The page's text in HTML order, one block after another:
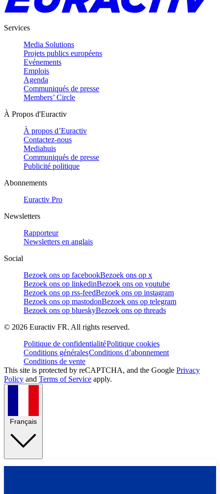
Services
Media Solutions
Projets publics européens
Evénements
Emplois
Agenda
Communiqués de presse
Members’ Circle
À Propos d'Euractiv
À propos d’Euractiv
Contactez-nous
Mediahuis
Communiqués de presse
Publicité politique
Abonnements
Euractiv Pro
Newsletters
Rapporteur
Newsletters en anglais
Social
Bezoek ons op facebookBezoek ons op x
Bezoek ons op linkedinBezoek ons op youtube
Bezoek ons op rss-feedBezoek ons op instagram
Bezoek ons op mastodonBezoek ons op telegram
Bezoek ons op blueskyBezoek ons op threads
© 2026 Euractiv FR. All rights reserved.
Politique de confidentialitéPolitique cookies
Conditions généralesConditions d’abonnement
Conditions de vente
This site is protected by reCAPTCHA, and the Google Privacy
Policy and Terms of Service apply.
Français